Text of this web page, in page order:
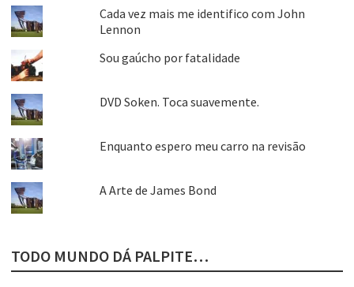
Cada vez mais me identifico com John
Lennon
Sou gaúcho por fatalidade
DVD Soken. Toca suavemente.
Enquanto espero meu carro na revisão
A Arte de James Bond
TODO MUNDO DÁ PALPITE…